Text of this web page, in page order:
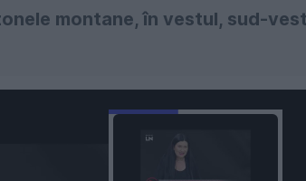
montane, în vestul, sud-